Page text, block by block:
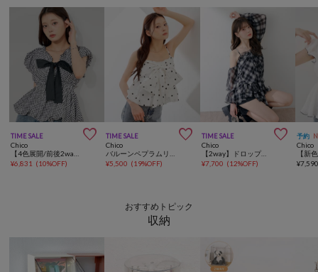
TIME SALE 
Chico
¥6,831 (10%OFF)
TIME SALE 
Chico
¥5,500 (19%OFF)
TIME SALE 
Chico
【2way】ドロップデザインオフショルチュニック
¥7,700 (12%OFF)
予約
Chico
¥
おすすめトピック
収納